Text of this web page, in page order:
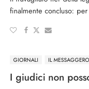
finalmente concluso:
GIORNALI IL MESSAGGERO
I giudici non